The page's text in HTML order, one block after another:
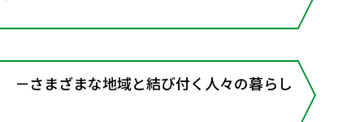
まざまな地域と結び付く人々の暮らし